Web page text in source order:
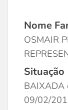
Nome
OSMAIR
Situação
BAIXADA
09/02/